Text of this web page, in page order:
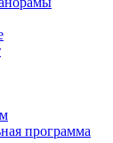
программа